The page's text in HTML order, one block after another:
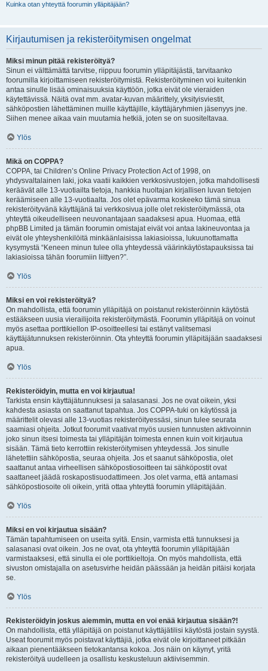
Kuinka otan yhteyttä foorumin ylläpitäjään?
Kirjautumisen ja rekisteröitymisen ongelmat
Miksi minun pitää rekisteröityä?
Sinun ei välttämättä tarvitse, riippuu foorumin ylläpitäjästä, tarvitaanko
foorumilla kirjoittamiseen rekisteröitymistä. Rekisteröityminen voi kuitenkin
antaa sinulle lisää ominaisuuksia käyttöön, jotka eivät ole vieraiden
käytettävissä. Näitä ovat mm. avatar-kuvan määrittely, yksityisviestit,
sähköpostien lähettäminen muille käyttäjille, käyttäjäryhmien jäsenyys jne.
Siihen menee aikaa vain muutamia hetkiä, joten se on suositeltavaa.
Ylös
Mikä on COPPA?
COPPA, tai Children’s Online Privacy Protection Act of 1998, on
yhdysvaltalainen laki, joka vaatii kaikkien verkkosivustojen, jotka mahdollisesti
keräävät alle 13-vuotiailta tietoja, hankkia huoltajan kirjallisen luvan tietojen
keräämiseen alle 13-vuotiaalta. Jos olet epävarma koskeeko tämä sinua
rekisteröityvänä käyttäjänä tai verkkosivua jolle olet rekisteröitymässä, ota
yhteyttä oikeudelliseen neuvonantajaan saadaksesi apua. Huomaa, että
phpBB Limited ja tämän foorumin omistajat eivät voi antaa lakineuvontaa ja
eivät ole yhteyshenkilöitä minkäänlaisissa lakiasioissa, lukuunottamatta
kysymystä “Keneen minun tulee olla yhteydessä väärinkäytöstapauksissa tai
lakiasioissa tähän foorumiin liittyen?”.
Ylös
Miksi en voi rekisteröityä?
On mahdollista, että foorumin ylläpitäjä on poistanut rekisteröinnin käytöstä
estääkseen uusia vierailijoita rekisteröitymästä. Foorumin ylläpitäjä on voinut
myös asettaa porttikiellon IP-osoitteellesi tai estänyt valitsemasi
käyttäjätunnuksen rekisteröinnin. Ota yhteyttä foorumin ylläpitäjään saadaksesi
apua.
Ylös
Rekisteröidyin, mutta en voi kirjautua!
Tarkista ensin käyttäjätunnuksesi ja salasanasi. Jos ne ovat oikein, yksi
kahdesta asiasta on saattanut tapahtua. Jos COPPA-tuki on käytössä ja
määrittelit olevasi alle 13-vuotias rekisteröityessäsi, sinun tulee seurata
saamiasi ohjeita. Jotkut foorumit vaativat myös uusien tunnusten aktivoinnin
joko sinun itsesi toimesta tai ylläpitäjän toimesta ennen kuin voit kirjautua
sisään. Tämä tieto kerrottiin rekisteröitymisen yhteydessä. Jos sinulle
lähetettiin sähköpostia, seuraa ohjeita. Jos et saanut sähköpostia, olet
saattanut antaa virheellisen sähköpostiosoitteen tai sähköpostit ovat
saattaneet jäädä roskapostisuodattimeen. Jos olet varma, että antamasi
sähköpostiosoite oli oikein, yritä ottaa yhteyttä foorumin ylläpitäjään.
Ylös
Miksi en voi kirjautua sisään?
Tämän tapahtumiseen on useita syitä. Ensin, varmista että tunnuksesi ja
salasanasi ovat oikein. Jos ne ovat, ota yhteyttä foorumin ylläpitäjään
varmistaaksesi, että sinulla ei ole porttikieltoja. On myös mahdollista, että
sivuston omistajalla on asetusvirhe heidän päässään ja heidän pitäisi korjata
se.
Ylös
Rekisteröidyin joskus aiemmin, mutta en voi enää kirjautua sisään?!
On mahdollista, että ylläpitäjä on poistanut käyttäjätilisi käytöstä jostain syystä.
Useat foorumit myös poistavat käyttäjiä, jotka eivät ole kirjoittaneet pitkään
aikaan pienentääkseen tietokantansa kokoa. Jos näin on käynyt, yritä
rekisteröityä uudelleen ja osallistu keskusteluun aktiivisemmin.